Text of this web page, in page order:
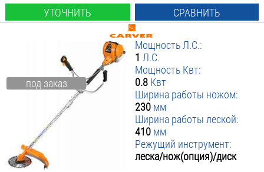
УТОЧНИТЬ СРАВНИТЬ
под заказ
Мощность Л.С.:
1 Л.С.
Мощность Квт:
0.8 Квт
Ширина работы ножом:
230 мм
Ширина работы леской:
410 мм
Режущий инструмент:
леска/нож(опция)/диск